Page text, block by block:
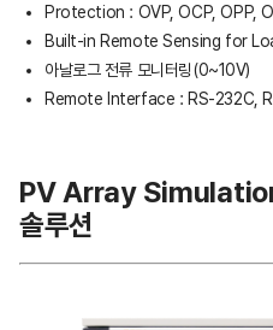
Protection : OVP, OCP, OPP,
Built-in Remote Sensing for
아날로그 전류 모니터링(0~10V)
Remote Interface : RS-232C,
PV Array
솔루션